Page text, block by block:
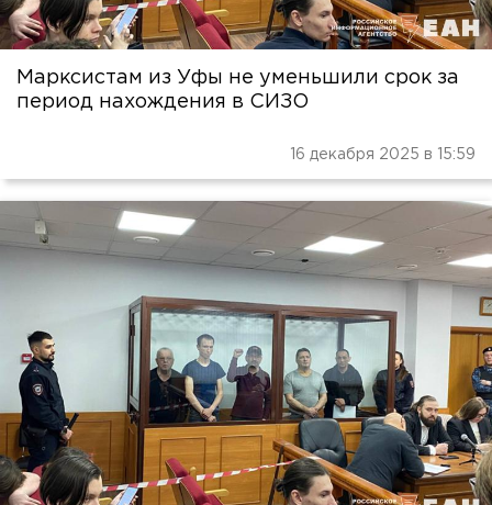
Марксистам из Уфы не уменьшили срок за
период нахождения в СИЗО
16 декабря 2025 в 15:59